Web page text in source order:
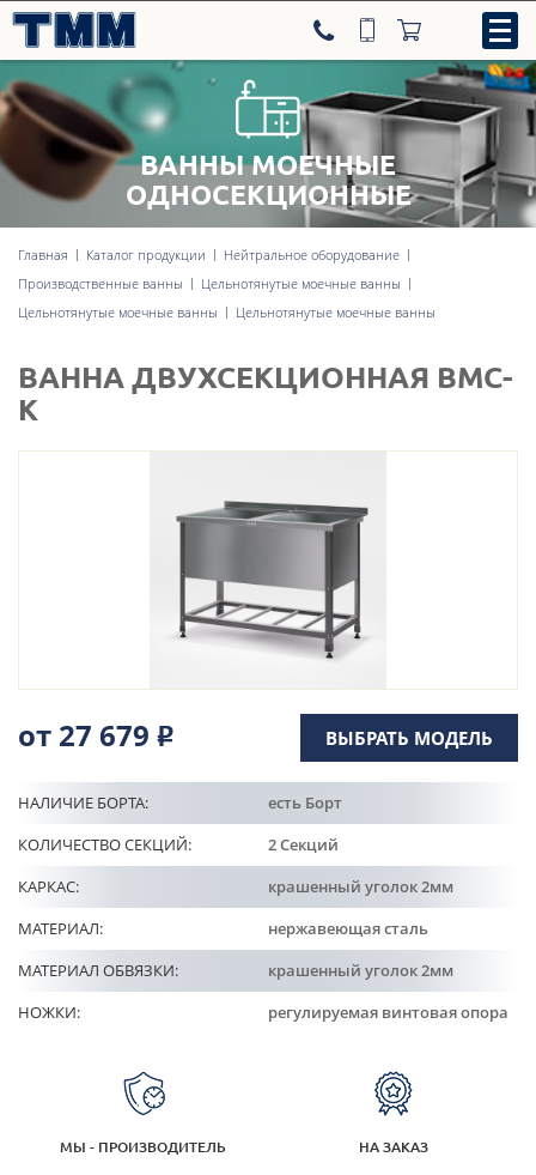
8-800-707-09-52
Нейтральное оборудование
Холодильное оборудование
Доставка
Портфолио
Контакты
ВАННЫ МОЕЧНЫЕ
ОДНОСЕКЦИОННЫЕ
Главная Каталог продукции
Нейтральное оборудование
Производственные ванны
Цельнотянутые моечные ванны
Цельнотянутые моечные ванны
Цельнотянутые моечные ванны
ВАННА ДВУХСЕКЦИОННАЯ ВМC-
К
от 27 679 Р ВЫБРАТЬ МОДЕЛЬ
НАЛИЧИЕ БОРТА:
есть Борт
КОЛИЧЕСТВО СЕКЦИЙ:
2 Секций
КАРКАС:
крашенный уголок 2мм
МАТЕРИАЛ:
нержавеющая сталь
МАТЕРИАЛ ОБВЯЗКИ:
крашенный уголок 2мм
НОЖКИ:
регулируемая винтовая опора
МЫ - ПРОИЗВОДИТЕЛЬ НА ЗАКАЗ